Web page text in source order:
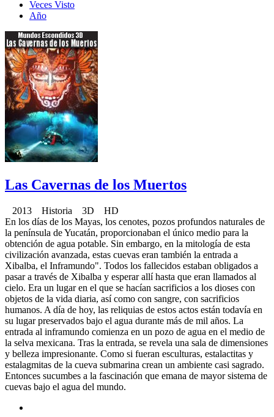
Veces Visto
Año
Las Cavernas de los Muertos
2013 Historia 3D HD
En los días de los Mayas, los cenotes, pozos profundos naturales de
la península de Yucatán, proporcionaban el único medio para la
obtención de agua potable. Sin embargo, en la mitología de esta
civilización avanzada, estas cuevas eran también la entrada a
Xibalba, el Inframundo". Todos los fallecidos estaban obligados a
pasar a través de Xibalba y esperar allí hasta que eran llamados al
cielo. Era un lugar en el que se hacían sacrificios a los dioses con
objetos de la vida diaria, así como con sangre, con sacrificios
humanos. A día de hoy, las reliquias de estos actos están todavía en
su lugar preservados bajo el agua durante más de mil años. La
entrada al inframundo comienza en un pozo de agua en el medio de
la selva mexicana. Tras la entrada, se revela una sala de dimensiones
y belleza impresionante. Como si fueran esculturas, estalactitas y
estalagmitas de la cueva submarina crean un ambiente casi sagrado.
Entonces sucumbes a la fascinación que emana de mayor sistema de
cuevas bajo el agua del mundo.